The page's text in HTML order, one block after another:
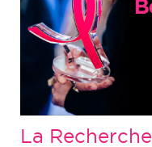
La Recherche